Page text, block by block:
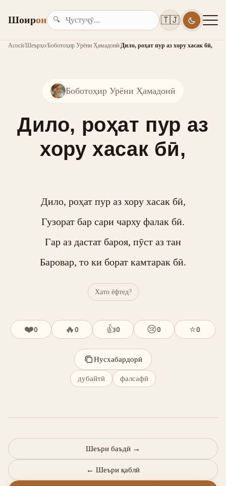
Шоирон 🔍 🇹🇯
Асосӣ/Шеърҳо/Боботоҳир Урёни Ҳамадонӣ/Дило, роҳат пур аз хору хасак бӣ,
Боботоҳир Урёни Ҳамадонӣ
Дило, роҳат пур аз
хору хасак бӣ,
Дило, роҳат пур аз хору хасак бӣ,
Гузорат бар сари чарху фалак бӣ.
Гар аз дастат бароя, пӯст аз тан
Баровар, то ки борат камтарак бӣ.
Хато ёфтед?
❤️0 🔥0 👍0 😢0 ⭐0
Нусхабардорӣ
дубайтӣ фалсафӣ
← Шеъри қаблӣ
Шеъри баъдӣ →